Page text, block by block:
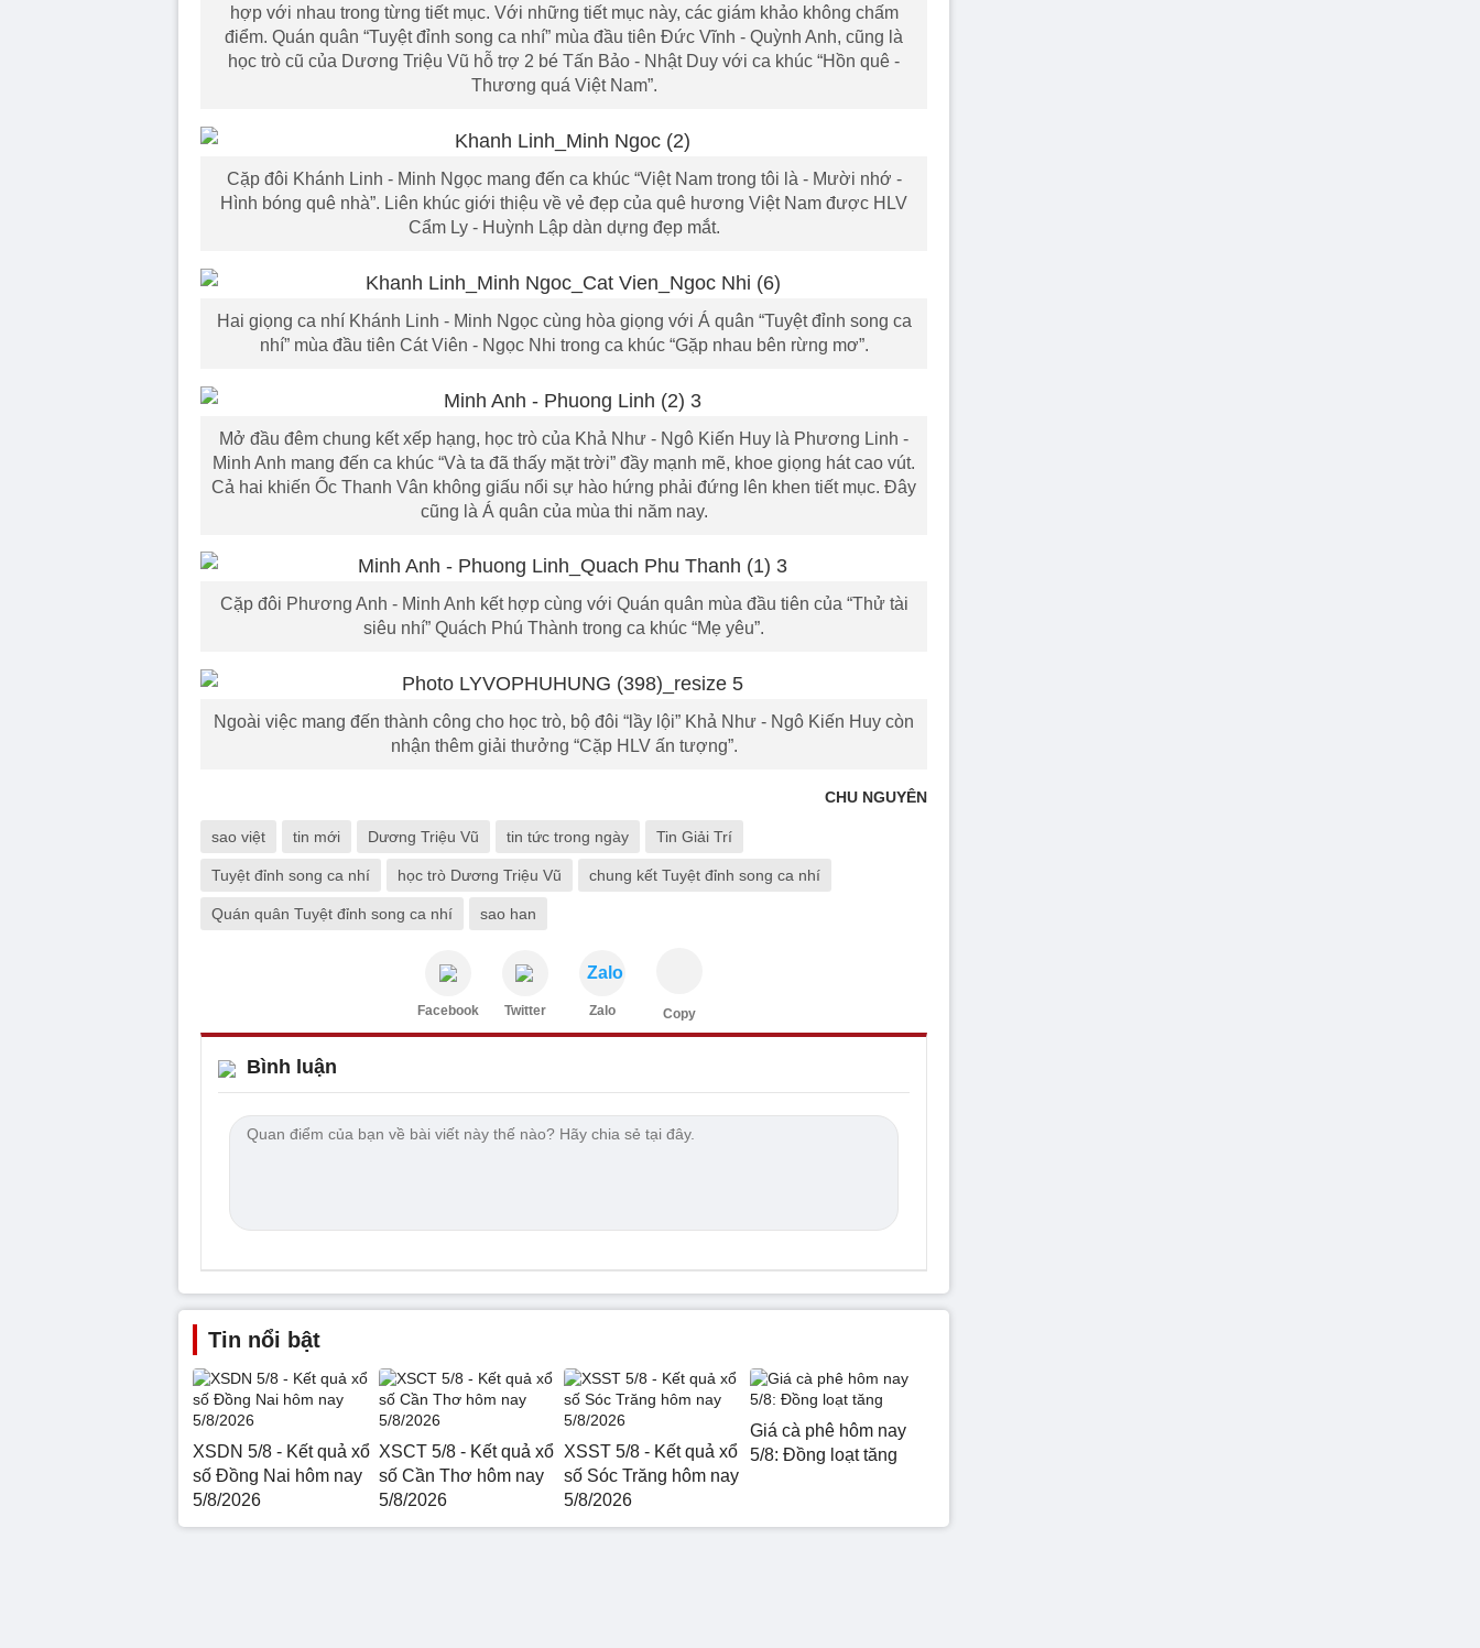
hợp với nhau trong từng tiết mục. Với những tiết mục này, các giám khảo không chấm
điểm. Quán quân “Tuyệt đỉnh song ca nhí” mùa đầu tiên Đức Vĩnh - Quỳnh Anh, cũng là
học trò cũ của Dương Triệu Vũ hỗ trợ 2 bé Tấn Bảo - Nhật Duy với ca khúc “Hồn quê -
Thương quá Việt Nam”.
Cặp đôi Khánh Linh - Minh Ngọc mang đến ca khúc “Việt Nam trong tôi là - Mười nhớ -
Hình bóng quê nhà”. Liên khúc giới thiệu về vẻ đẹp của quê hương Việt Nam được HLV
Cẩm Ly - Huỳnh Lập dàn dựng đẹp mắt.
Hai giọng ca nhí Khánh Linh - Minh Ngọc cùng hòa giọng với Á quân “Tuyệt đỉnh song ca
nhí” mùa đầu tiên Cát Viên - Ngọc Nhi trong ca khúc “Gặp nhau bên rừng mơ”.
Mở đầu đêm chung kết xếp hạng, học trò của Khả Như - Ngô Kiến Huy là Phương Linh -
Minh Anh mang đến ca khúc “Và ta đã thấy mặt trời” đầy mạnh mẽ, khoe giọng hát cao vút.
Cả hai khiến Ốc Thanh Vân không giấu nổi sự hào hứng phải đứng lên khen tiết mục. Đây
cũng là Á quân của mùa thi năm nay.
Cặp đôi Phương Anh - Minh Anh kết hợp cùng với Quán quân mùa đầu tiên của “Thử tài
siêu nhí” Quách Phú Thành trong ca khúc “Mẹ yêu”.
Ngoài việc mang đến thành công cho học trò, bộ đôi “lầy lội” Khả Như - Ngô Kiến Huy còn
nhận thêm giải thưởng “Cặp HLV ấn tượng”.
CHU NGUYÊN
sao việt tin mới Dương Triệu Vũ tin tức trong ngày Tin Giải Trí
Tuyệt đỉnh song ca nhí học trò Dương Triệu Vũ chung kết Tuyệt đỉnh song ca nhí
Quán quân Tuyệt đỉnh song ca nhí sao han
Facebook Twitter
Zalo
Zalo Copy
Bình luận
Tin nổi bật
XSDN 5/8 - Kết quả xổ
số Đồng Nai hôm nay
5/8/2026
XSCT 5/8 - Kết quả xổ
số Cần Thơ hôm nay
5/8/2026
XSST 5/8 - Kết quả xổ
số Sóc Trăng hôm nay
5/8/2026
Giá cà phê hôm nay
5/8: Đồng loạt tăng